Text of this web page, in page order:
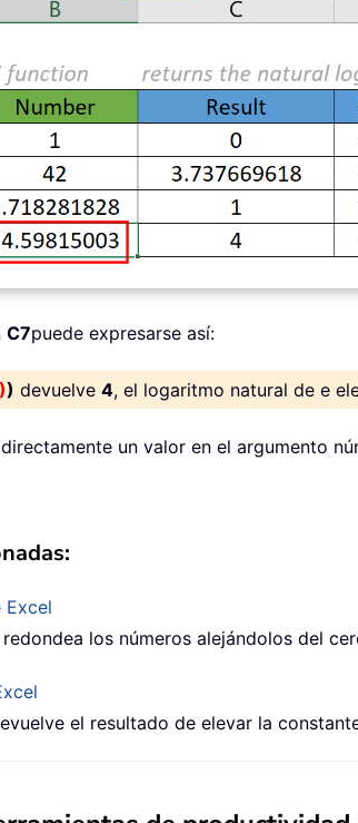
C7puede expresarse así:
) devuelve 4, el logaritmo natural de e
un valor en el argumento
Excel
los números alejándolos del
el resultado de elevar la